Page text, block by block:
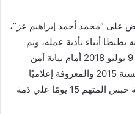
على “محمد أحمد إبراهيم عز”،
2018، من مكتبه بطنطا أثناء تأدية عمله، وتم
التحقيق معه لأول مرة بتاريخ 9 يوليو 2018 أمام نيابة أمن
الدولة في القضية رقم 205 لسنة 2015 والمعروفة إعلاميًا
بـ”مكملين1”. وقد قررت النيابة حبس المتهم 15 يومًا علي ذمة